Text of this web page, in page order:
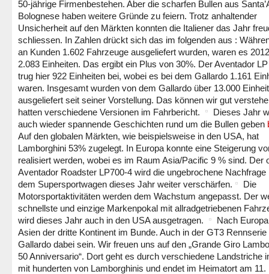
50-jährige Firmenbestehen. Aber die scharfen Bullen aus
Bolognese haben weitere Gründe zu feiern. Trotz anhaltender
Unsicherheit auf den Märkten konnten die Italiener das Jahr
schliessen. In Zahlen drückt sich das im folgenden aus :
an Kunden 1.602 Fahrzeuge ausgeliefert wurden, waren es
2.083 Einheiten. Das ergibt ein Plus von 30%. Der Aventador
trug hier 922 Einheiten bei, wobei es bei dem Gallardo 1.161
waren. Insgesamt wurden von dem Gallardo über 13.000
ausgeliefert seit seiner Vorstellung. Das können wir gut
hatten verschiedene Versionen im Fahrbericht.
Dieses Jahr
auch wieder spannende Geschichten rund um die Bullen geben
Auf den globalen Märkten, wie beispielsweise in den USA, hat
Lamborghini 53% zugelegt. In Europa konnte eine Steigerung
realisiert werden, wobei es im Raum Asia/Pacific 9 % sind. Der
Aventador Roadster LP700-4 wird die ungebrochene Nachfrage
dem Supersportwagen dieses Jahr weiter verschärfen.
Die
Motorsportaktivitäten werden dem Wachstum angepasst. Der
schnellste und einzige Markenpokal mit allradgetriebenen
wird dieses Jahr auch in den USA ausgetragen.
Nach
Asien der dritte Kontinent im Bunde. Auch in der GT3 Rennserie
Gallardo dabei sein. Wir freuen uns auf den „Grande Giro
50 Anniversario“. Dort geht es durch verschiedene Landstriche
mit hunderten von Lamborghinis und endet im Heimatort am 11.